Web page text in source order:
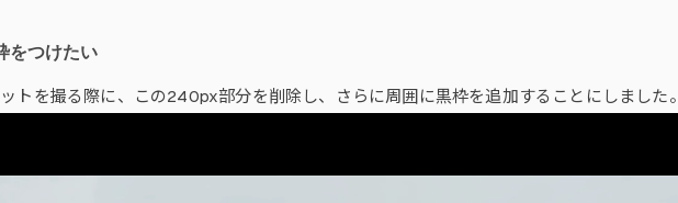
をつけたい
トを撮る際に、この240px部分を削除し、さらに周囲に黒枠を追加することにしました。